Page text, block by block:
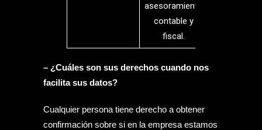
asesoramiento
contable y
fiscal.
– ¿Cuáles son sus derechos cuando nos
facilita sus datos?
Cualquier persona tiene derecho a obtener
confirmación sobre si en la empresa estamos